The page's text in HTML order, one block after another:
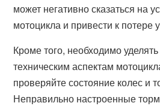
может негативно сказаться на
мотоцикла и привести к потере
Кроме того, необходимо
техническим аспектам
проверяйте состояние колес и
Неправильно настроенные